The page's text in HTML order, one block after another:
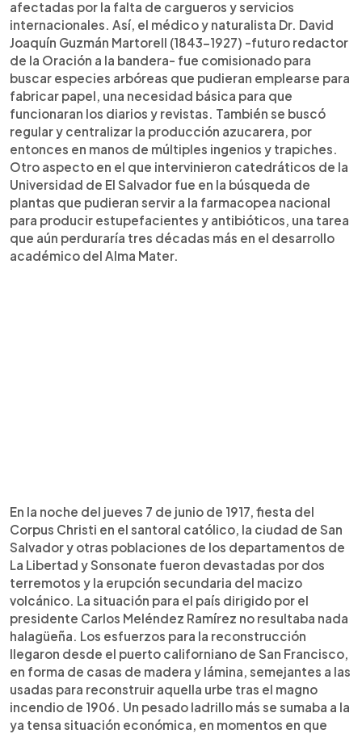
afectadas por la falta de cargueros y servicios
internacionales. Así, el médico y naturalista Dr. David
Joaquín Guzmán Martorell (1843-1927) -futuro redactor
de la Oración a la bandera- fue comisionado para
buscar especies arbóreas que pudieran emplearse para
fabricar papel, una necesidad básica para que
funcionaran los diarios y revistas. También se buscó
regular y centralizar la producción azucarera, por
entonces en manos de múltiples ingenios y trapiches.
Otro aspecto en el que intervinieron catedráticos de la
Universidad de El Salvador fue en la búsqueda de
plantas que pudieran servir a la farmacopea nacional
para producir estupefacientes y antibióticos, una tarea
que aún perduraría tres décadas más en el desarrollo
académico del Alma Mater.
En la noche del jueves 7 de junio de 1917, fiesta del
Corpus Christi en el santoral católico, la ciudad de San
Salvador y otras poblaciones de los departamentos de
La Libertad y Sonsonate fueron devastadas por dos
terremotos y la erupción secundaria del macizo
volcánico. La situación para el país dirigido por el
presidente Carlos Meléndez Ramírez no resultaba nada
halagüeña. Los esfuerzos para la reconstrucción
llegaron desde el puerto californiano de San Francisco,
en forma de casas de madera y lámina, semejantes a las
usadas para reconstruir aquella urbe tras el magno
incendio de 1906. Un pesado ladrillo más se sumaba a la
ya tensa situación económica, en momentos en que